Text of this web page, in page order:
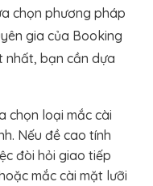
chọn phương pháp
gia của Booking
nhất, bạn cần dựa
chọn loại mắc cài
Nếu đề cao tính
đòi hỏi giao tiếp
mắc cài mặt lưỡi